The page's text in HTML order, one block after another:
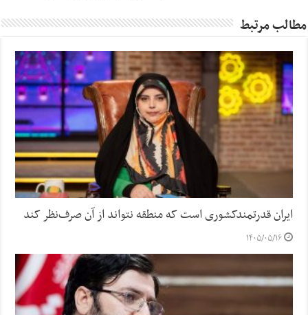
مطالب مرتبط
ایران قدرتمندکشوری است که منطقه نتواند از آن صرف‌نظر کند
۱۴۰۵/۰۵/۱۶